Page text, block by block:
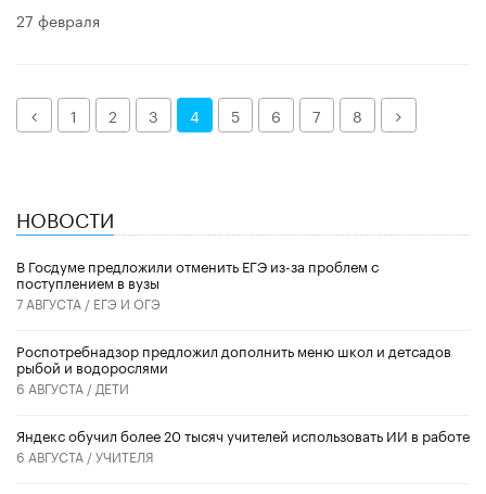
27 февраля
Назад1 2 3 4 5 6 7 8 Далее
НОВОСТИ
В Госдуме предложили отменить ЕГЭ из-за проблем с
поступлением в вузы
7 АВГУСТА / ЕГЭ И ОГЭ
Роспотребнадзор предложил дополнить меню школ и детсадов
рыбой и водорослями
6 АВГУСТА / ДЕТИ
​Яндекс обучил более 20 тысяч учителей использовать ИИ в работе
6 АВГУСТА /УЧИТЕЛЯ